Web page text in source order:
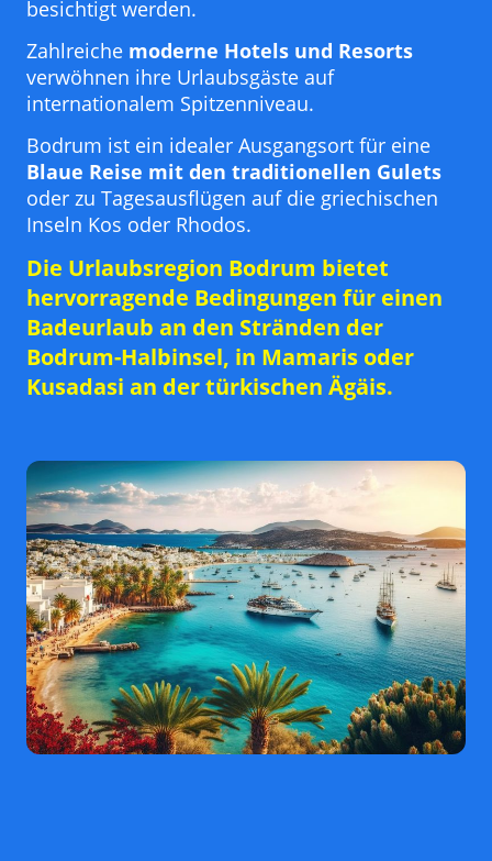
besichtigt werden.
Zahlreiche moderne Hotels und Resorts
verwöhnen ihre Urlaubsgäste auf
internationalem Spitzenniveau.
Bodrum ist ein idealer Ausgangsort für eine
Blaue Reise mit den traditionellen Gulets
oder zu Tagesausflügen auf die griechischen
Inseln Kos oder Rhodos.
Die Urlaubsregion Bodrum bietet
hervorragende Bedingungen für einen
Badeurlaub an den Stränden der
Bodrum-Halbinsel, in Mamaris oder
Kusadasi an der türkischen Ägäis.